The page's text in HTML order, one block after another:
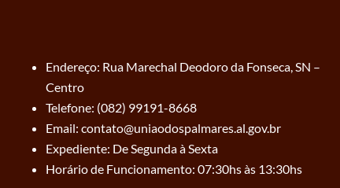
Endereço: Rua Marechal Deodoro da Fonseca, SN –
Centro
Telefone: (082) 99191-8668
Email: contato@uniaodospalmares.al.gov.br
Expediente: De Segunda à Sexta
Horário de Funcionamento: 07:30hs às 13:30hs